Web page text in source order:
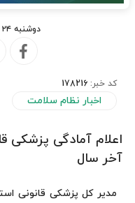
دوشنبه ۲۴ اسفند ۱۳۹۴ - ۰۹:۴۴
کد خبر: 178216
اخبار نظام سلامت
اعلام آمادگی پزشکی
آخر سال
مدیر کل پزشکی قانونی